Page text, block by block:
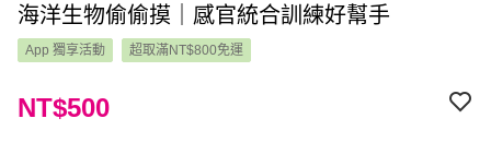
海洋生物偷偷摸｜感官統合訓練好幫手
App 獨享活動 超取滿NT$800免運
NT$500